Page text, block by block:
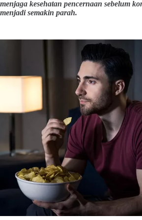
menjaga kesehatan pencernaan sebelum
menjadi semakin parah.